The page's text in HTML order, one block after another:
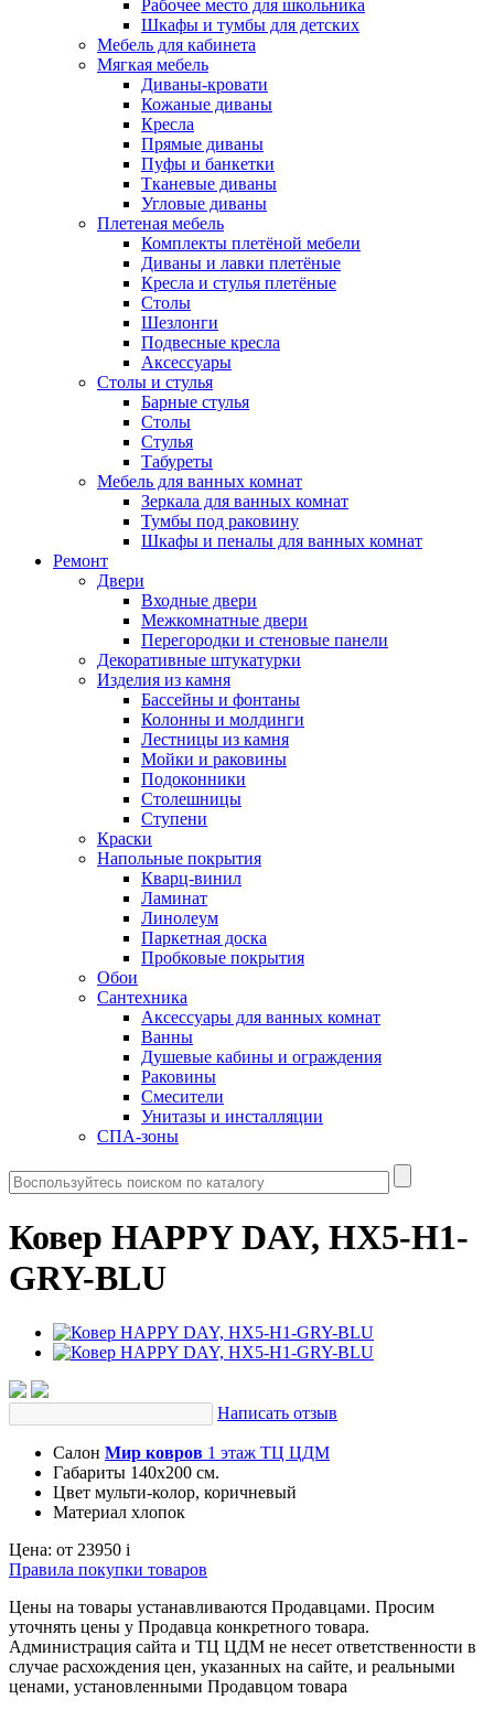
Рабочее место для школьника
Шкафы и тумбы для детских
Мебель для кабинета
Мягкая мебель
Диваны-кровати
Кожаные диваны
Кресла
Прямые диваны
Пуфы и банкетки
Тканевые диваны
Угловые диваны
Плетеная мебель
Комплекты плетёной мебели
Диваны и лавки плетёные
Кресла и стулья плетёные
Столы
Шезлонги
Подвесные кресла
Аксессуары
Столы и стулья
Барные стулья
Столы
Стулья
Табуреты
Мебель для ванных комнат
Зеркала для ванных комнат
Тумбы под раковину
Шкафы и пеналы для ванных комнат
Ремонт
Двери
Входные двери
Межкомнатные двери
Перегородки и стеновые панели
Декоративные штукатурки
Изделия из камня
Бассейны и фонтаны
Колонны и молдинги
Лестницы из камня
Мойки и раковины
Подоконники
Столешницы
Ступени
Краски
Напольные покрытия
Кварц-винил
Ламинат
Линолеум
Паркетная доска
Пробковые покрытия
Обои
Сантехника
Аксессуары для ванных комнат
Ванны
Душевые кабины и ограждения
Раковины
Смесители
Унитазы и инсталляции
СПА-зоны
Ковер HAPPY DAY, HX5-H1-
GRY-BLU
Написать отзыв
Салон Мир ковров 1 этаж ТЦ ЦДМ
Габариты 140х200 см.
Цвет мульти-колор, коричневый
Материал хлопок
Цена: от 23950 i
Правила покупки товаров
Цены на товары устанавливаются Продавцами. Просим
уточнять цены у Продавца конкретного товара.
Администрация сайта и ТЦ ЦДМ не несет ответственности в
случае расхождения цен, указанных на сайте, и реальными
ценами, установленными Продавцом товара